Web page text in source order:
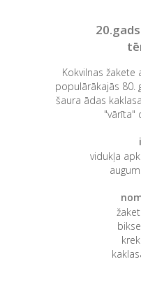
Kokvilnas
populārākajās 80.
šaura ādas
"vārīta"
vidukļa